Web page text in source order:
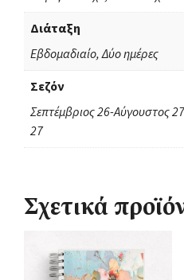
Διάταξη
Εβδομαδιαίο, Δύο ημέρες
Σεζόν
Σεπτέμβριος 26-Αύγουστος
27
Σχετικά